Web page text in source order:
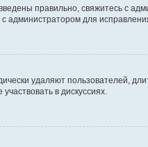
правильно, свяжитесь с
администратором для
удаляют пользователей,
в дискуссиях.